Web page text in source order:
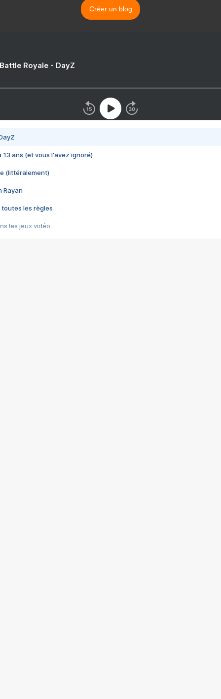
Créer un blog
Royale - DayZ
13 ans (et vous l'avez ignoré)
(littéralement)
Rayan
toutes les règles
les jeux vidéo